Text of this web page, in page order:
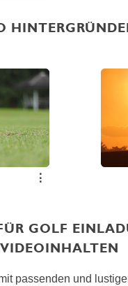
⋮
GOLF
passenden und